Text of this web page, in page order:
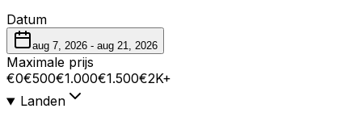
Datum
aug 7, 2026 - aug 21, 2026
Maximale prijs
€0€500€1.000€1.500€2K+
Landen